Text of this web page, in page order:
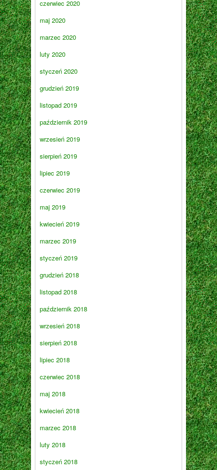
czerwiec 2020
maj 2020
marzec 2020
luty 2020
styczeń 2020
grudzień 2019
listopad 2019
październik 2019
wrzesień 2019
sierpień 2019
lipiec 2019
czerwiec 2019
maj 2019
kwiecień 2019
marzec 2019
styczeń 2019
grudzień 2018
listopad 2018
październik 2018
wrzesień 2018
sierpień 2018
lipiec 2018
czerwiec 2018
maj 2018
kwiecień 2018
marzec 2018
luty 2018
styczeń 2018